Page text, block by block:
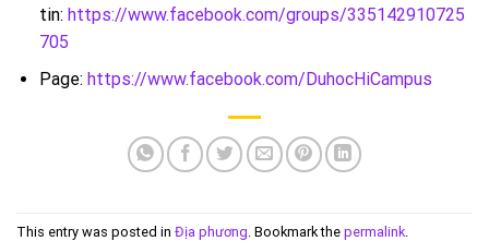
tin: https://www.facebook.com/groups/335142910725
705
Page: https://www.facebook.com/DuhocHiCampus
This entry was posted in Địa phương . Bookmark the permalink